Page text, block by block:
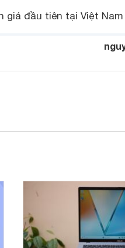
giá đầu tiên tại Việt Nam